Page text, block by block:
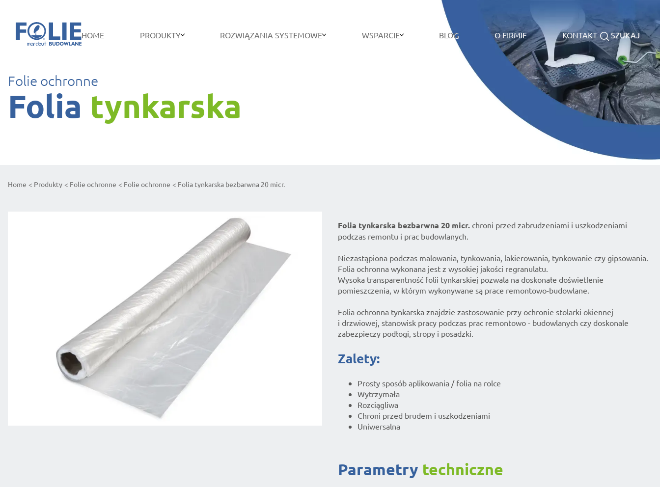
HOME PRODUKTY ROZWIĄZANIA SYSTEMOWE WSPARCIE BLOG O FIRMIE KONTAKT SZUKAJ
Folie ochronne
Folia tynkarska
Home Produkty Folie ochronne Folie ochronne Folia tynkarska bezbarwna 20 micr.
Folia tynkarska bezbarwna 20 micr. chroni przed zabrudzeniami i uszkodzeniami
podczas remontu i prac budowlanych.
Niezastąpiona podczas malowania, tynkowania, lakierowania, tynkowanie czy gipsowania.
Folia ochronna wykonana jest z wysokiej jakości regranulatu.
Wysoka transparentność folii tynkarskiej pozwala na doskonałe doświetlenie
pomieszczenia, w którym wykonywane są prace remontowo-budowlane.
Folia ochronna tynkarska znajdzie zastosowanie przy ochronie stolarki okiennej
i drzwiowej, stanowisk pracy podczas prac remontowo - budowlanych czy doskonale
zabezpieczy podłogi, stropy i posadzki.
Zalety:
Prosty sposób aplikowania / folia na rolce
Wytrzymała
Rozciągliwa
Chroni przed brudem i uszkodzeniami
Uniwersalna
parametry techniczne